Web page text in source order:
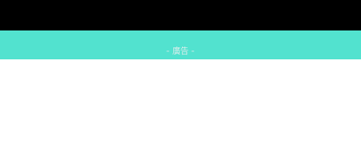
- 廣告 -